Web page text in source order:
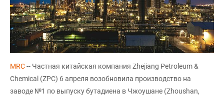
MRC-- Частная китайская компания Zhejiang Petroleum &
Chemical (ZPC) 6 апреля возобновила производство на
заводе №1 по выпуску бутадиена в Чжоушане (Zhoushan,